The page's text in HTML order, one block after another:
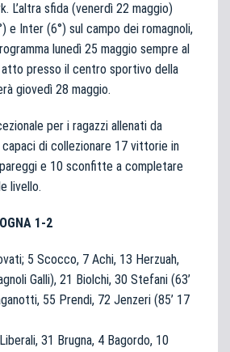
L’altra sfida (venerdì 22 maggio)
e Inter (6°) sul campo dei romagnoli,
lunedì 25 maggio sempre al
atto presso il centro sportivo della
giovedì 28 maggio.
per i ragazzi allenati da
capaci di collezionare 17 vittorie in
e 10 sconfitte a completare
livello.
1-2
5 Scocco, 7 Achi, 13 Herzuah,
Galli), 21 Biolchi, 30 Stefani (63’
55 Prendi, 72 Jenzeri (85’ 17
31 Brugna, 4 Bagordo, 10